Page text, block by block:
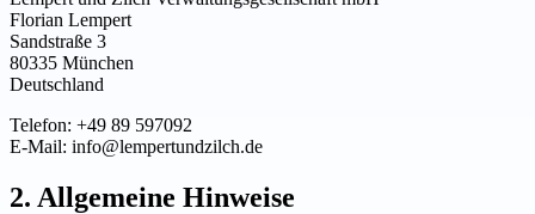
Florian Lempert
Sandstraße 3
80335 München
Deutschland
Telefon: +49 89 597092
E-Mail: info@lempertundzilch.de
2. Allgemeine Hinweise